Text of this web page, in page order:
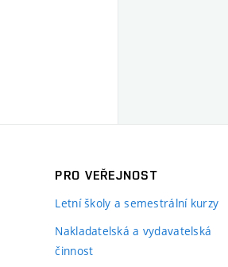
PRO VEŘEJNOST
Letní školy a semestrální kurzy
Nakladatelská a vydavatelská
činnost